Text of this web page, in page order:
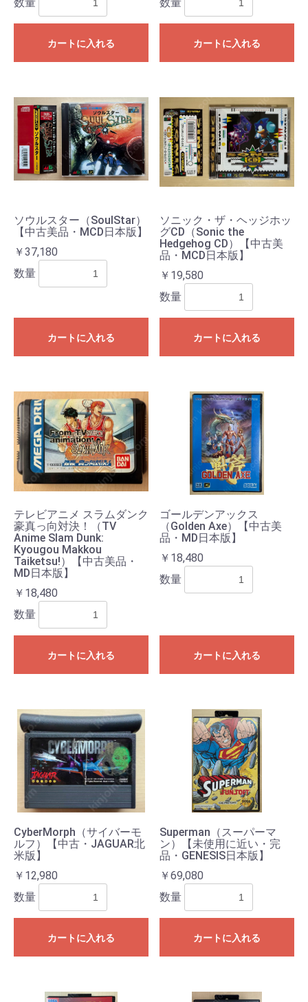
カートに入れる カートに入れる
ソウルスター（SoulStar）
【中古美品・MCD日本版】
￥37,180
数量
カートに入れる
ソニック・ザ・ヘッジホッ
グCD（Sonic the
Hedgehog CD）【中古美
品・MCD日本版】
￥19,580
数量
カートに入れる
テレビアニメ スラムダンク
豪真っ向対決！（TV
Anime Slam Dunk:
Kyougou Makkou
Taiketsu!）【中古美品・
MD日本版】
￥18,480
数量
カートに入れる
ゴールデンアックス
（Golden Axe）【中古美
品・MD日本版】
￥18,480
数量
カートに入れる
CyberMorph（サイバーモ
ルフ）【中古・JAGUAR北
米版】
￥12,980
数量
カートに入れる
Superman（スーパーマ
ン）【未使用に近い・完
品・GENESIS日本版】
￥69,080
数量
カートに入れる